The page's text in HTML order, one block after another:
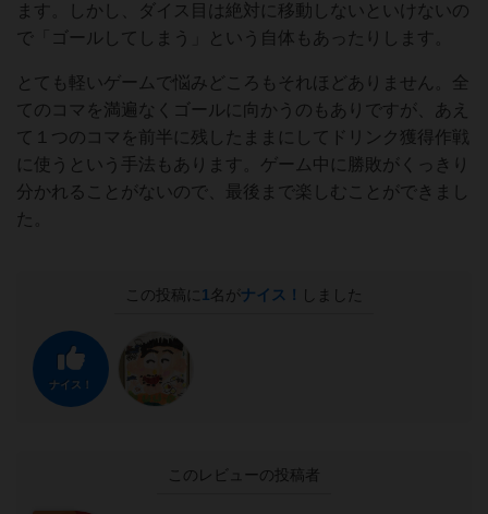
ます。しかし、ダイス目は絶対に移動しないといけないの
で「ゴールしてしまう」という自体もあったりします。
とても軽いゲームで悩みどころもそれほどありません。全
てのコマを満遍なくゴールに向かうのもありですが、あえ
て１つのコマを前半に残したままにしてドリンク獲得作戦
に使うという手法もあります。ゲーム中に勝敗がくっきり
分かれることがないので、最後まで楽しむことができまし
た。
この投稿に 1 名がナイス！ しました
ナイス！
このレビューの投稿者